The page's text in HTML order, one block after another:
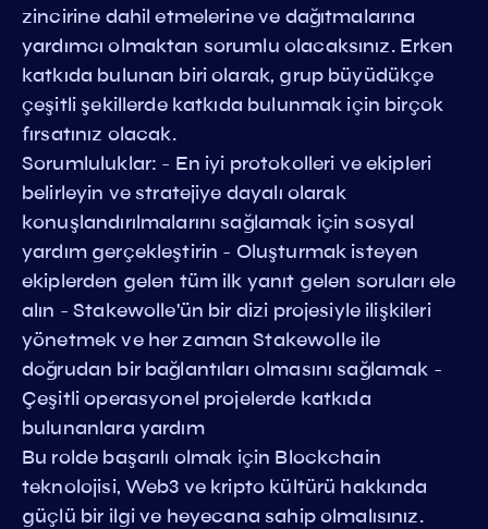
zincirine dahil etmelerine ve dağıtmalarına
yardımcı olmaktan sorumlu olacaksınız. Erken
katkıda bulunan biri olarak, grup büyüdükçe
çeşitli şekillerde katkıda bulunmak için birçok
fırsatınız olacak.
Sorumluluklar: - En iyi protokolleri ve ekipleri
belirleyin ve stratejiye dayalı olarak
konuşlandırılmalarını sağlamak için sosyal
yardım gerçekleştirin - Oluşturmak isteyen
ekiplerden gelen tüm ilk yanıt gelen soruları ele
alın - Stakewolle'ün bir dizi projesiyle ilişkileri
yönetmek ve her zaman Stakewolle ile
doğrudan bir bağlantıları olmasını sağlamak -
Çeşitli operasyonel projelerde katkıda
bulunanlara yardım
Bu rolde başarılı olmak için Blockchain
teknolojisi, Web3 ve kripto kültürü hakkında
güçlü bir ilgi ve heyecana sahip olmalısınız.